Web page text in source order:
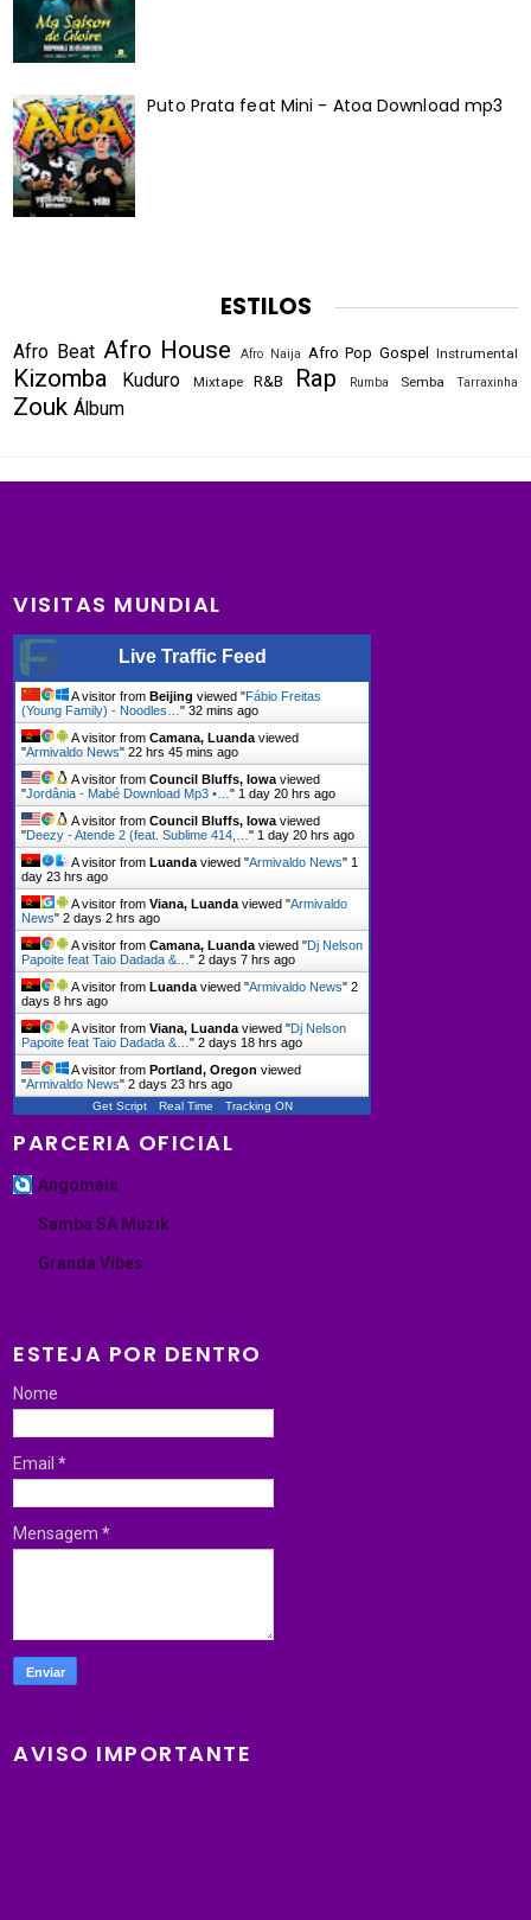
Puto Prata feat Mini - Atoa Download mp3
ESTILOS
Afro Beat Afro House Afro Naija Afro Pop Gospel Instrumental
Kizomba Kuduro Mixtape R&B Rap Rumba Semba Tarraxinha
Zouk Álbum
VISITAS MUNDIAL
Live Traffic Feed
A visitor fromBeijing viewed "Fábio Freitas
(Young Family) - Noodles…"32 mins ago
A visitor fromCamana, Luanda viewed
"Armivaldo News"22 hrs 45 mins ago
A visitor fromCouncil Bluffs, Iowa viewed
"Jordânia - Mabé Download Mp3 •…" 1 day 20 hrs ago
A visitor fromCouncil Bluffs, Iowa viewed
"Deezy - Atende 2 (feat. Sublime 414,…" 1 day 20 hrs ago
A visitor fromLuanda viewed "Armivaldo News" 1
day 23 hrs ago
A visitor fromViana, Luanda viewed "Armivaldo
News"2 days 2 hrs ago
A visitor fromCamana, Luanda viewed "Dj Nelson
Papoite feat Taio Dadada &…"2 days 7 hrs ago
A visitor fromLuanda viewed "Armivaldo News"2
days 8 hrs ago
A visitor fromViana, Luanda viewed "Dj Nelson
Papoite feat Taio Dadada &…"2 days 18 hrs ago
A visitor fromPortland, Oregon viewed
"Armivaldo News"2 days 23 hrs ago
Get Script Real Time Tracking ON
PARCERIA OFICIAL
Angomais
Samba SA Muzik
Granda Vibes
ESTEJA POR DENTRO
Nome
Email*
Mensagem*
AVISO IMPORTANTE